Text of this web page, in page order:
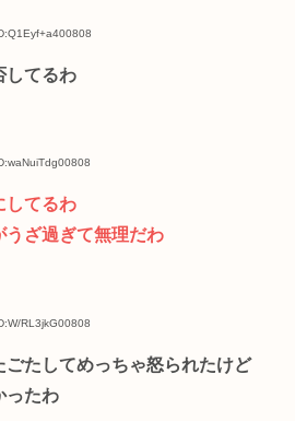
してるわ
してるわ
うざ過ぎて無理だわ
RL3jkG00808
ごたしてめっちゃ怒られたけど
ったわ